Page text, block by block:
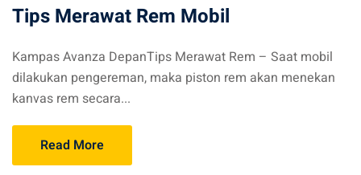
Tips Merawat Rem Mobil
Kampas Avanza DepanTips Merawat Rem – Saat mobil
dilakukan pengereman, maka piston rem akan menekan
kanvas rem secara...
Read More